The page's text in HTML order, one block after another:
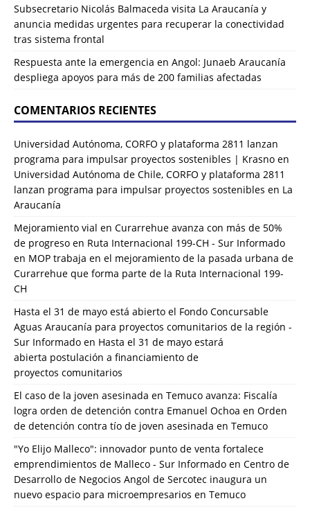
Subsecretario Nicolás Balmaceda visita La Araucanía y
anuncia medidas urgentes para recuperar la conectividad
tras sistema frontal
Respuesta ante la emergencia en Angol: Junaeb Araucanía
despliega apoyos para más de 200 familias afectadas
COMENTARIOS RECIENTES
Universidad Autónoma, CORFO y plataforma 2811 lanzan
programa para impulsar proyectos sostenibles | Krasno en
Universidad Autónoma de Chile, CORFO y plataforma 2811
lanzan programa para impulsar proyectos sostenibles en La
Araucanía
Mejoramiento vial en Curarrehue avanza con más de 50%
de progreso en Ruta Internacional 199-CH - Sur Informado
en MOP trabaja en el mejoramiento de la pasada urbana de
Curarrehue que forma parte de la Ruta Internacional 199-
CH
Hasta el 31 de mayo está abierto el Fondo Concursable
Aguas Araucanía para proyectos comunitarios de la región -
Sur Informado en Hasta el 31 de mayo estará
abierta postulación a financiamiento de
proyectos comunitarios
El caso de la joven asesinada en Temuco avanza: Fiscalía
logra orden de detención contra Emanuel Ochoa en Orden
de detención contra tío de joven asesinada en Temuco
"Yo Elijo Malleco": innovador punto de venta fortalece
emprendimientos de Malleco - Sur Informado en Centro de
Desarrollo de Negocios Angol de Sercotec inaugura un
nuevo espacio para microempresarios en Temuco